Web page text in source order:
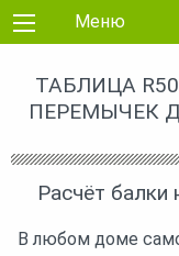
Перейти к контенту
Меню
ТАБЛИЦА
ПЕРЕМЫЧЕК
Расчёт балки
В любом доме